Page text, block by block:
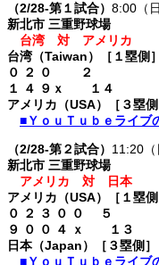
（2/28-第１試合） 8:00（
新北市 三重野球場
台湾 対 アメリカ
台湾（Taiwan）［１塁側］
０ ２ ０ ２
１ ４ ９ｘ １４
アメリカ（USA）［３塁側
■ＹｏｕＴｕｂｅライブ
（2/28-第２試合） 11:20（
新北市 三重野球場
アメリカ 対 日本
アメリカ（USA）［１塁側
０ ２ ３ ０ ０ ５
９ ０ ０ ４ ｘ １３
日本（Japan）［３塁側］
■ＹｏｕＴｕｂｅライブ